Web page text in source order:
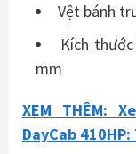
Vệt bánh
Kích
mm
XEM THÊM:
DayCab 410HP: